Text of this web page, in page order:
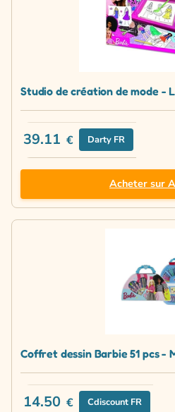
Studio de création de mode -
39.11 € Darty FR
Acheter sur
Coffret dessin Barbie 51 pcs -
14.50 € Cdiscount FR